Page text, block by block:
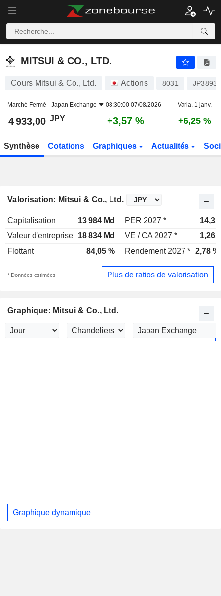
MITSUI & CO., LTD.
MITSUI & CO., LTD.
Cours Mitsui & Co., Ltd. Actions 8031
Marché Fermé - Japan Exchange 08:30:00 07/08/2026 Varia. 1 janv.
4 933,00 JPY +3,57 % +6,25 %
Synthèse Cotations Graphiques Actualités
Valorisation: Mitsui & Co., Ltd.
Capitalisation 13 984 Md PER 2027 *
14,3x
Valeur d'entreprise
18 834 Md VE / CA 2027 *
1,26x
Flottant
84,05 % Rendement 2027 * 2,78 %
* Données estimées Plus de ratios de valorisation
Graphique: Mitsui & Co., Ltd.
Graphique dynamique